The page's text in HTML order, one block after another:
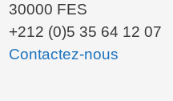
30000 FES
+212 (0)5 35 64 12 07
Contactez-nous